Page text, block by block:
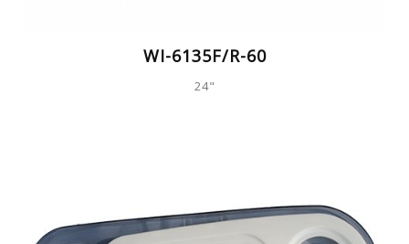
WI-6135F/R-60
24"